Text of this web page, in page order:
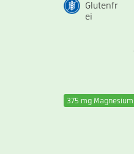
Glutenfr
ei
375 mg Magnesium